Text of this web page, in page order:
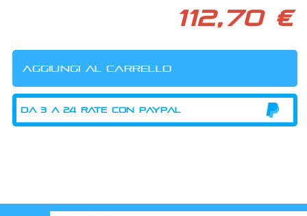
112,70 €